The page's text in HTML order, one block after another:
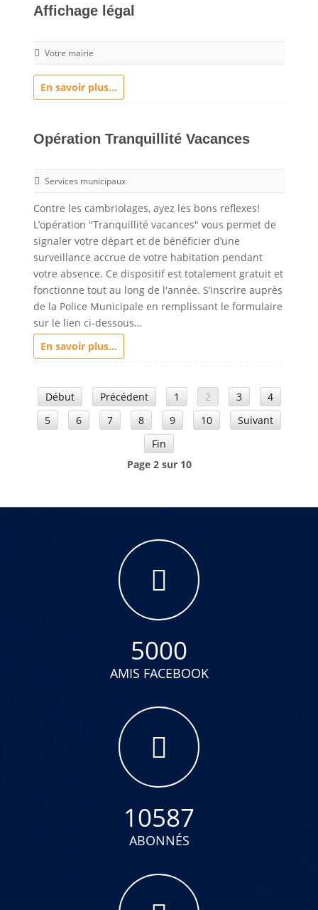
Affichage légal
Votre mairie
En savoir plus...
Opération Tranquillité Vacances
Services municipaux
Contre les cambriolages, ayez les bons reflexes!
L’opération "Tranquillité vacances" vous permet de
signaler votre départ et de bénéficier d’une
surveillance accrue de votre habitation pendant
votre absence. Ce dispositif est totalement gratuit et
fonctionne tout au long de l'année. S’inscrire auprès
de la Police Municipale en remplissant le formulaire
sur le lien ci-dessous…
En savoir plus...
Début Précédent 1 2 3
4
5
6 7 8 9 10
Suivant
Fin
Page 2 sur 10
5000
AMIS FACEBOOK
10587
ABONNÉS